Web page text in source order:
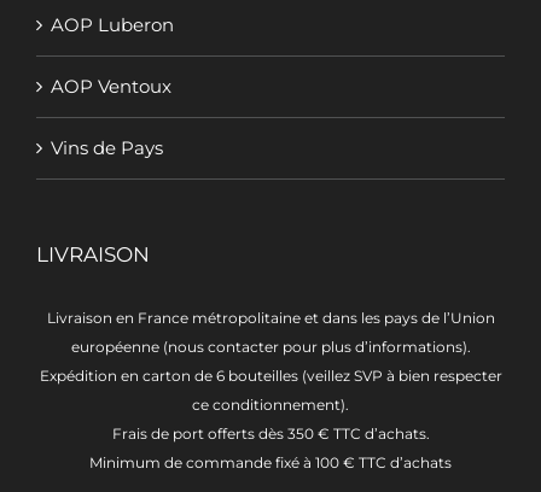
AOP Luberon
AOP Ventoux
Vins de Pays
LIVRAISON
Livraison en France métropolitaine et dans les pays de l’Union
européenne (nous contacter pour plus d’informations).
Expédition en carton de 6 bouteilles (veillez SVP à bien respecter
ce conditionnement).
Frais de port offerts dès 350 € TTC d’achats.
Minimum de commande fixé à 100 € TTC d’achats